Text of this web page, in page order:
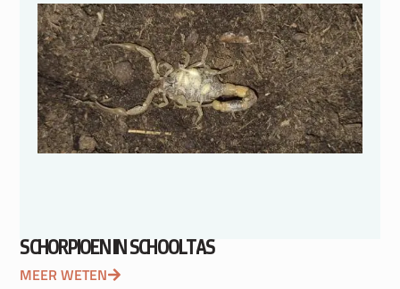
SCHORPIOEN IN SCHOOLTAS
MEER WETEN